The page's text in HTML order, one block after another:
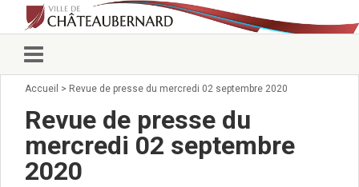
Vie municipale
Conseillers municipaux
Commissions 2026
Prendre rendez-vous
Accueil > Revue de presse du mercredi 02 septembre 2020
Revue de presse du
mercredi 02 septembre
2020